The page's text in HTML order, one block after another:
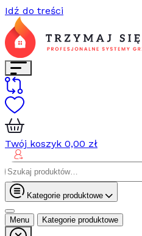
Idź do treści
Twój koszyk 0,00 zł
Szukaj:
Kategorie produktowe
Menu Kategorie produktowe